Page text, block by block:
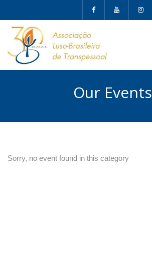
Our Events
Sorry, no event found in this category